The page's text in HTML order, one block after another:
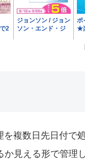
複数日先日付で
か見える形で管理